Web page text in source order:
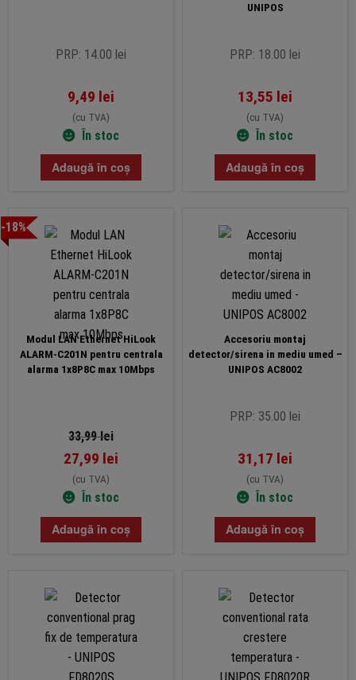
PRP: 14.00 lei
9,49 lei
(cu TVA)
În stoc
Adaugă în coș
UNIPOS
PRP: 18.00 lei
13,55 lei
(cu TVA)
În stoc
Adaugă în coș
-18%
Modul LAN Ethernet HiLook
ALARM-C201N pentru centrala
alarma 1x8P8C max 10Mbps
33,99lei
27,99 lei
(cu TVA)
În stoc
Adaugă în coș
Accesoriu montaj
detector/sirena in mediu umed –
UNIPOS AC8002
PRP: 35.00 lei
31,17 lei
(cu TVA)
În stoc
Adaugă în coș